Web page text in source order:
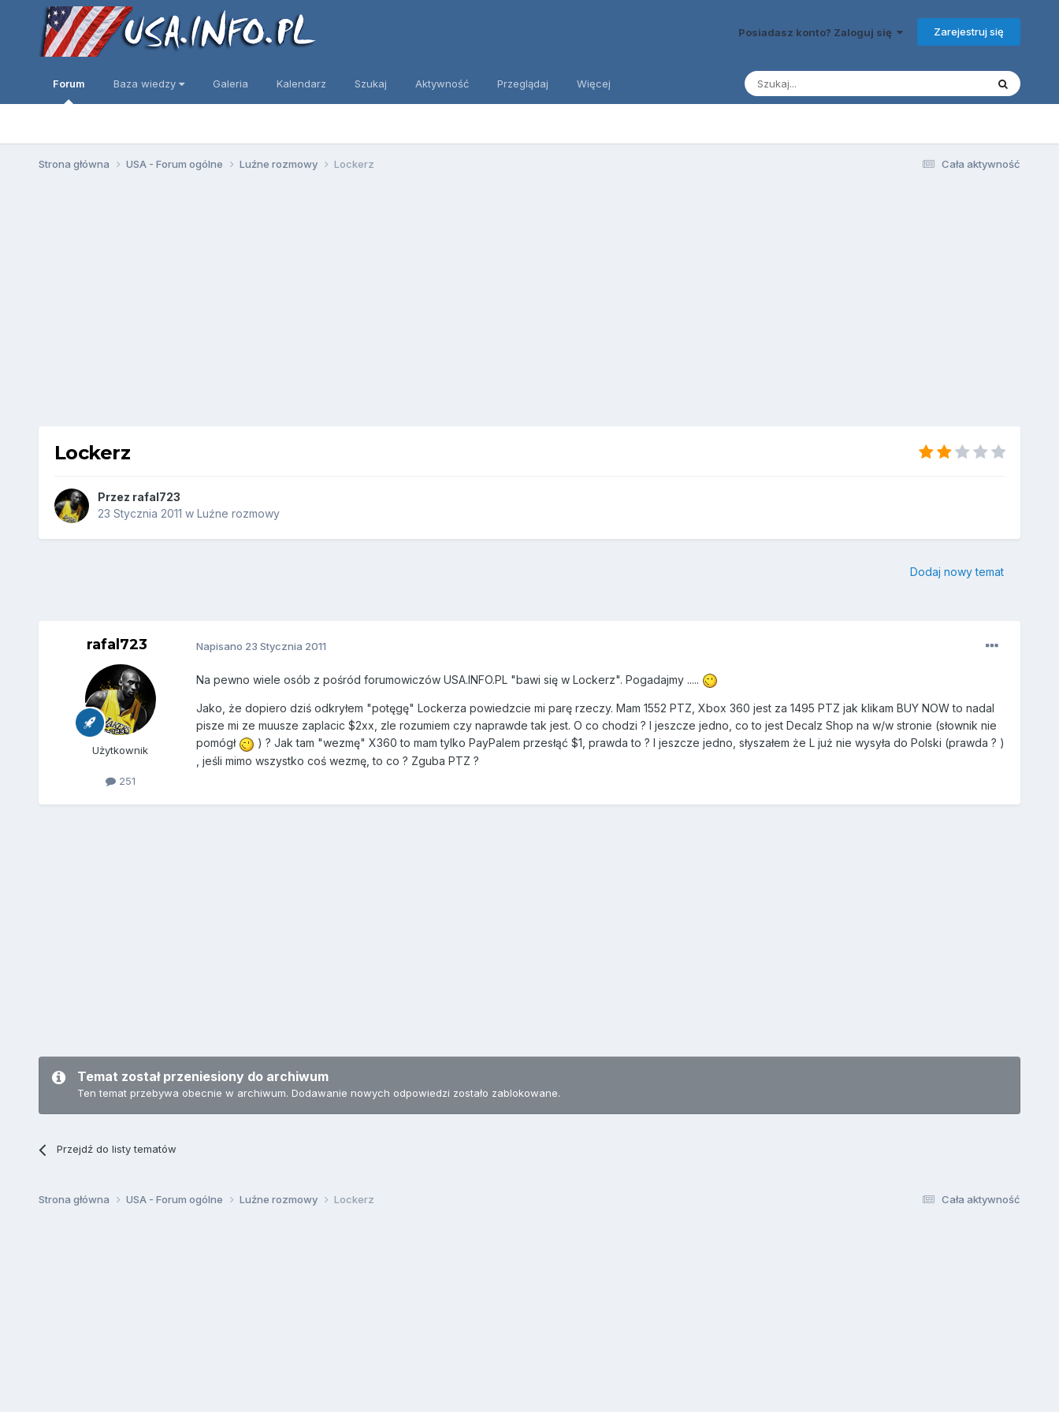
Posiadasz konto? Zaloguj się Zarejestruj się
Forum Baza wiedzy Galeria Kalendarz Szukaj Aktywność Przeglądaj Więcej
Cała aktywność
Strona główna USA - Forum ogólne Luźne rozmowy Lockerz
Lockerz
Przez rafal723
23 Stycznia 2011 w Luźne rozmowy
Dodaj nowy temat
rafal723
Użytkownik
251
Napisano 23 Stycznia 2011
Na pewno wiele osób z pośród forumowiczów USA.INFO.PL "bawi się w Lockerz". Pogadajmy .....
Jako, że dopiero dziś odkryłem "potęgę" Lockerza powiedzcie mi parę rzeczy. Mam 1552 PTZ, Xbox 360 jest za 1495 PTZ jak klikam BUY NOW to nadal
pisze mi ze muusze zaplacic $2xx, zle rozumiem czy naprawde tak jest. O co chodzi ? I jeszcze jedno, co to jest Decalz Shop na w/w stronie (słownik nie
pomógł
) ? Jak tam "wezmę" X360 to mam tylko PayPalem przesłąć $1, prawda to ? I jeszcze jedno, słyszałem że L już nie wysyła do Polski (prawda ? )
, jeśli mimo wszystko coś wezmę, to co ? Zguba PTZ ?
Temat został przeniesiony do archiwum
Ten temat przebywa obecnie w archiwum. Dodawanie nowych odpowiedzi zostało zablokowane.
Przejdź do listy tematów
Cała aktywność
Strona główna USA - Forum ogólne Luźne rozmowy Lockerz